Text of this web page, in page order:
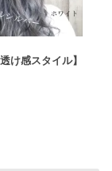
け感スタイル】